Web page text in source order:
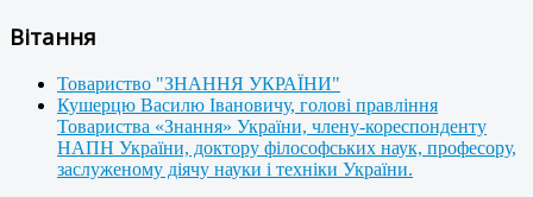
Вітання
Товариство "ЗНАННЯ УКРАЇНИ"
Кушерцю Василю Івановичу, голові правління
Товариства «Знання» України, члену-кореспонденту
НАПН України, доктору філософських наук, професору,
заслуженому діячу науки і техніки України.